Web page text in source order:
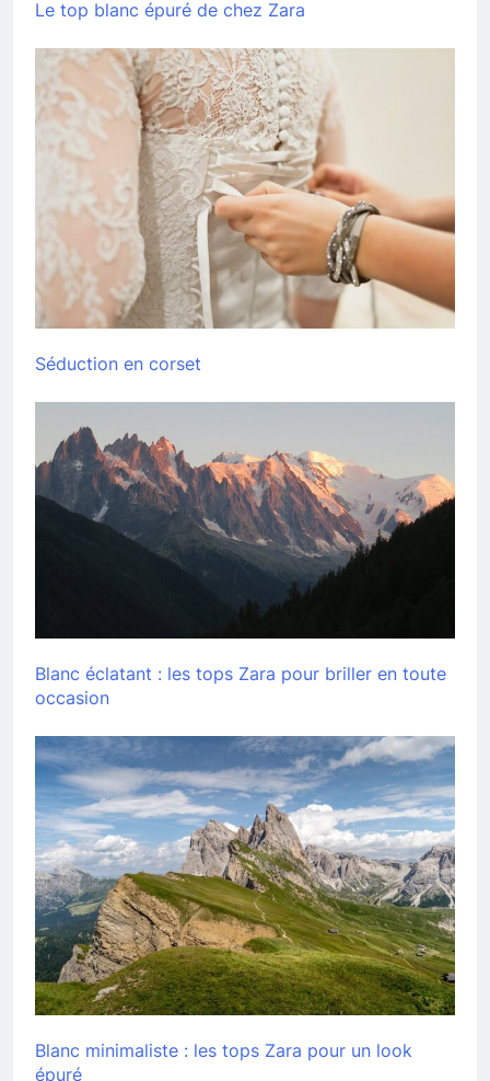
Le top blanc épuré de chez Zara
Séduction en corset
Blanc éclatant : les tops Zara pour briller en toute
occasion
Blanc minimaliste : les tops Zara pour un look
épuré